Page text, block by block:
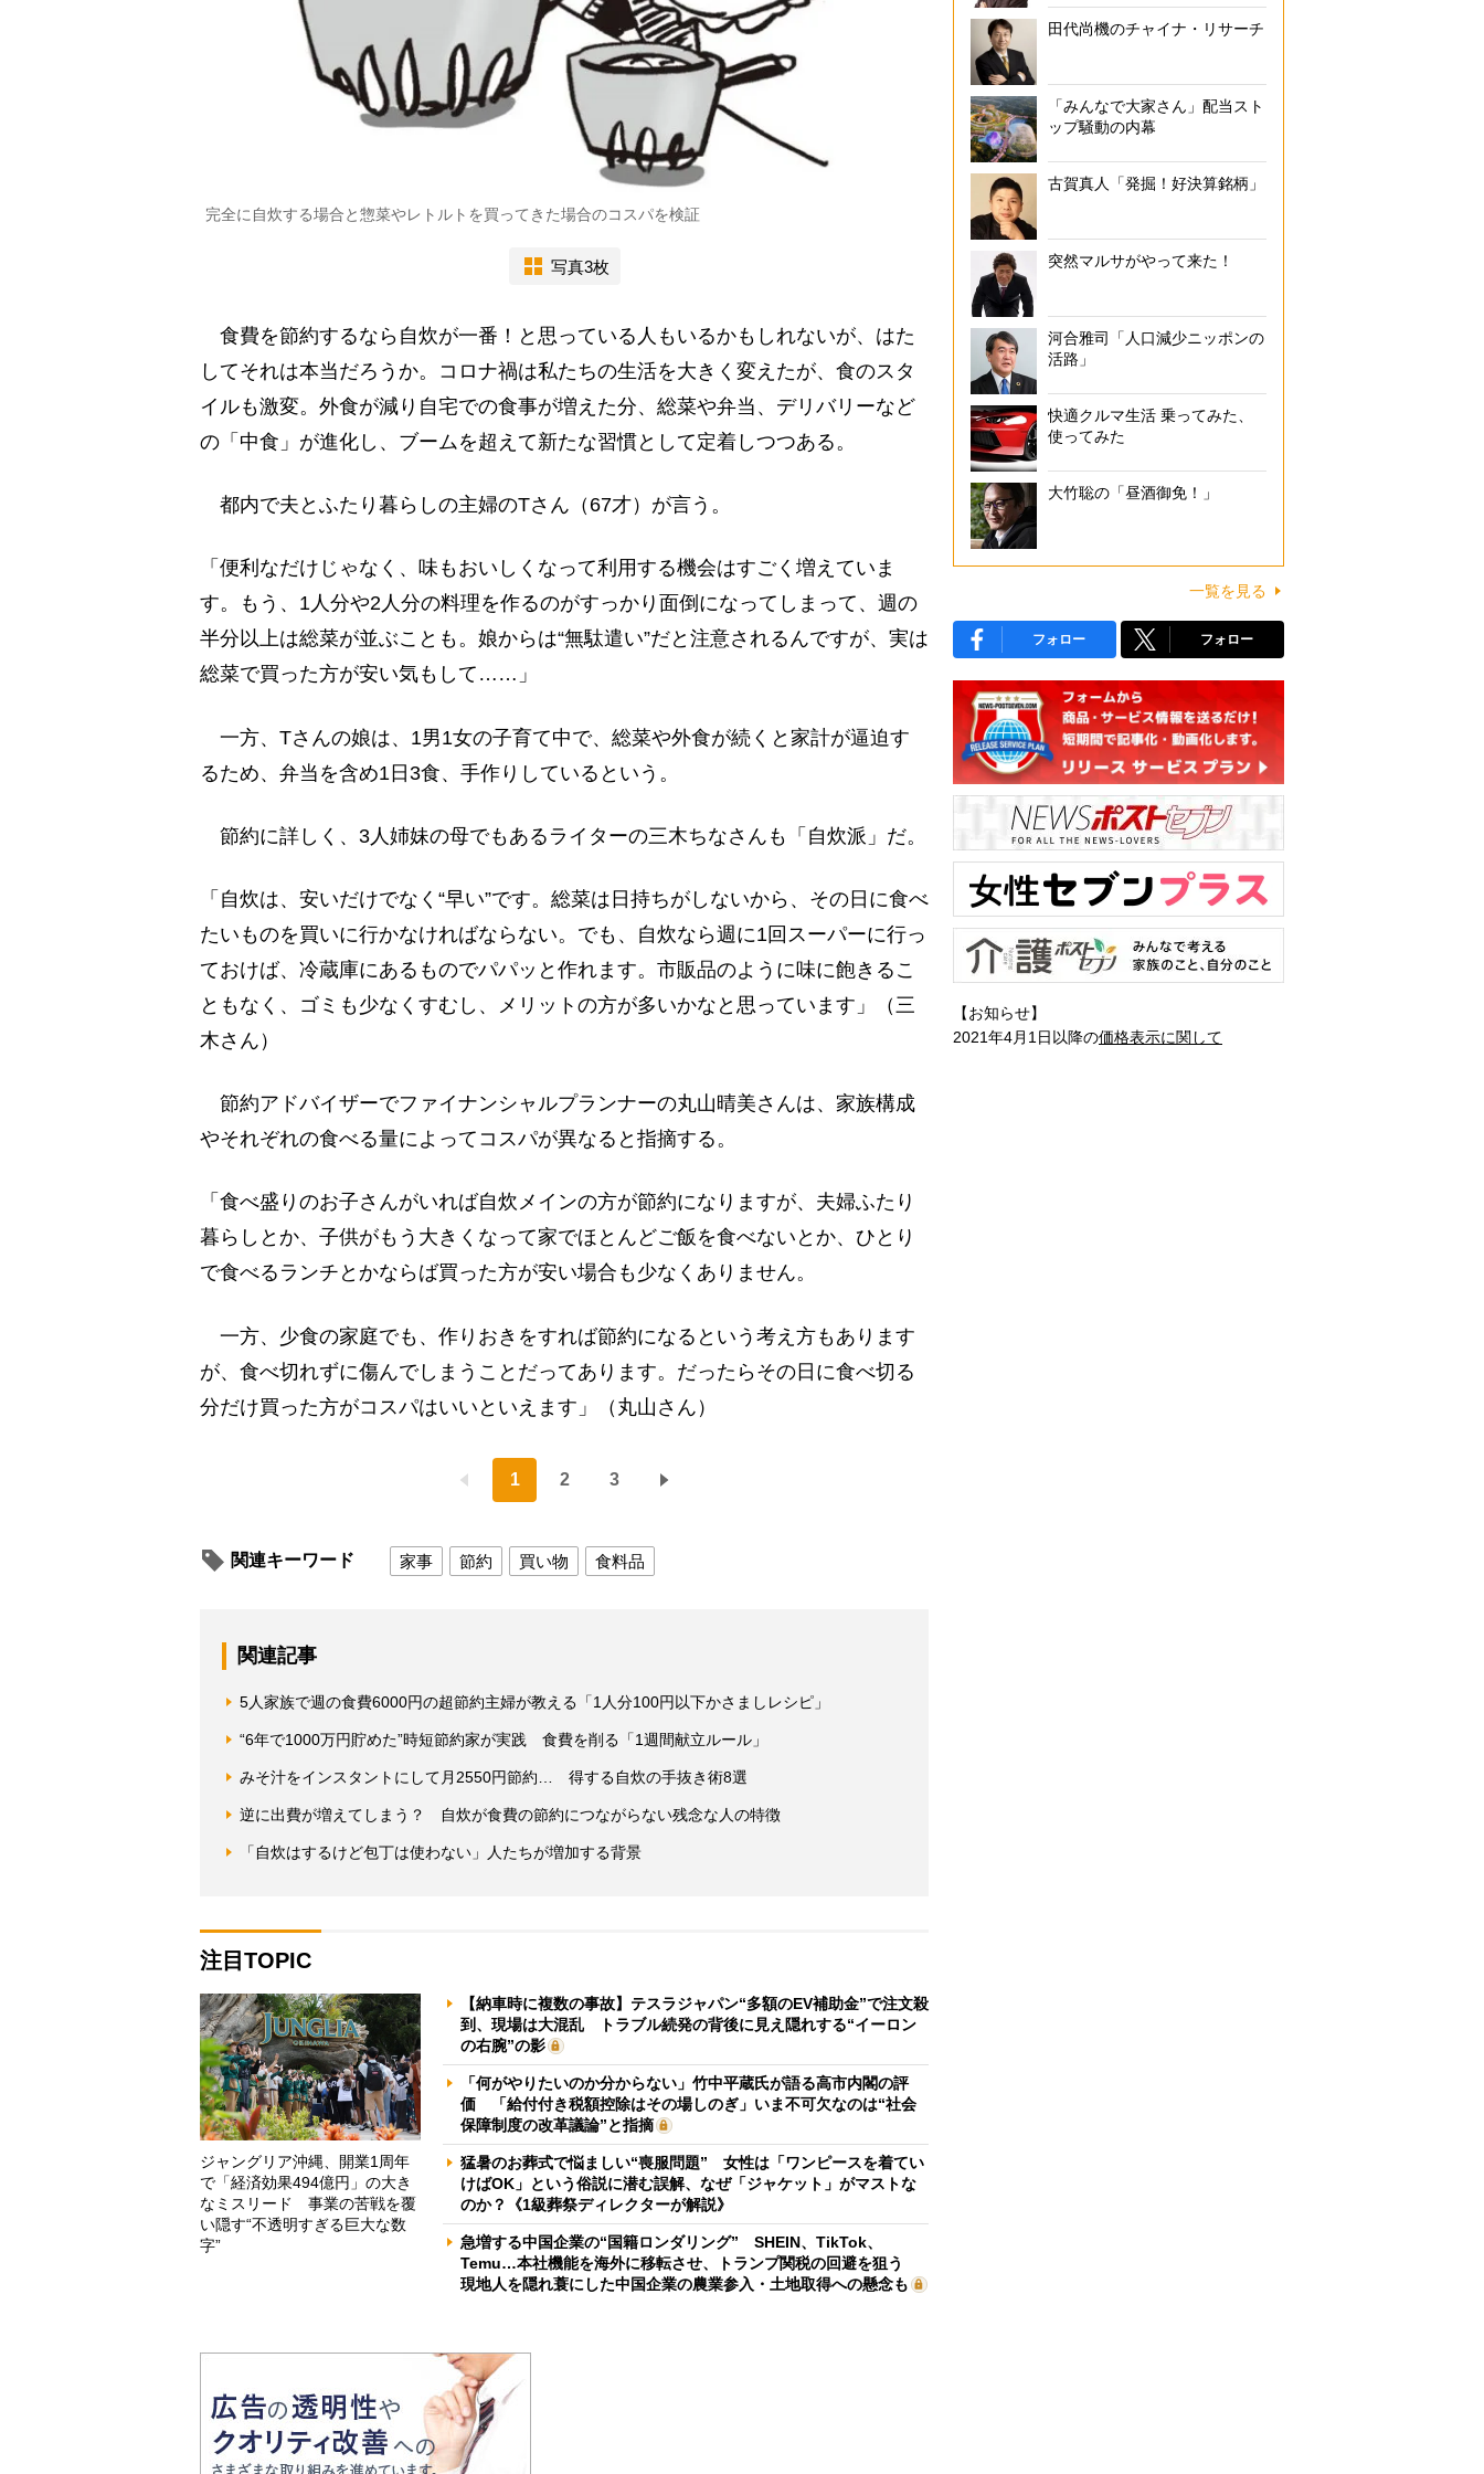
完全に自炊する場合と惣菜やレトルトを買ってきた場合のコスパを検証
写真3枚
食費を節約するなら自炊が一番！と思っている人もいるかもしれないが、はた
してそれは本当だろうか。コロナ禍は私たちの生活を大きく変えたが、食のスタ
イルも激変。外食が減り自宅での食事が増えた分、総菜や弁当、デリバリーなど
の「中食」が進化し、ブームを超えて新たな習慣として定着しつつある。
都内で夫とふたり暮らしの主婦のTさん（67才）が言う。
「便利なだけじゃなく、味もおいしくなって利用する機会はすごく増えていま
す。もう、1人分や2人分の料理を作るのがすっかり面倒になってしまって、週の
半分以上は総菜が並ぶことも。娘からは“無駄遣い”だと注意されるんですが、実は
総菜で買った方が安い気もして……」
一方、Tさんの娘は、1男1女の子育て中で、総菜や外食が続くと家計が逼迫す
るため、弁当を含め1日3食、手作りしているという。
節約に詳しく、3人姉妹の母でもあるライターの三木ちなさんも「自炊派」だ。
「自炊は、安いだけでなく“早い”です。総菜は日持ちがしないから、その日に食べ
たいものを買いに行かなければならない。でも、自炊なら週に1回スーパーに行っ
ておけば、冷蔵庫にあるものでパパッと作れます。市販品のように味に飽きるこ
ともなく、ゴミも少なくすむし、メリットの方が多いかなと思っています」（三
木さん）
節約アドバイザーでファイナンシャルプランナーの丸山晴美さんは、家族構成
やそれぞれの食べる量によってコスパが異なると指摘する。
「食べ盛りのお子さんがいれば自炊メインの方が節約になりますが、夫婦ふたり
暮らしとか、子供がもう大きくなって家でほとんどご飯を食べないとか、ひとり
で食べるランチとかならば買った方が安い場合も少なくありません。
一方、少食の家庭でも、作りおきをすれば節約になるという考え方もあります
が、食べ切れずに傷んでしまうことだってあります。だったらその日に食べ切る
分だけ買った方がコスパはいいといえます」（丸山さん）
1 2 3
関連キーワード 家事 節約 買い物 食料品
関連記事
5人家族で週の食費6000円の超節約主婦が教える「1人分100円以下かさましレシピ」
“6年で1000万円貯めた”時短節約家が実践 食費を削る「1週間献立ルール」
みそ汁をインスタントにして月2550円節約… 得する自炊の手抜き術8選
逆に出費が増えてしまう？ 自炊が食費の節約につながらない残念な人の特徴
「自炊はするけど包丁は使わない」人たちが増加する背景
注目TOPIC
ジャングリア沖縄、開業1周年
で「経済効果494億円」の大き
なミスリード 事業の苦戦を覆
い隠す“不透明すぎる巨大な数
字”
【納車時に複数の事故】テスラジャパン“多額のEV補助金”で注文殺
到、現場は大混乱 トラブル続発の背後に見え隠れする“イーロン
の右腕”の影
「何がやりたいのか分からない」竹中平蔵氏が語る高市内閣の評
価 「給付付き税額控除はその場しのぎ」いま不可欠なのは“社会
保障制度の改革議論”と指摘
猛暑のお葬式で悩ましい“喪服問題” 女性は「ワンピースを着てい
けばOK」という俗説に潜む誤解、なぜ「ジャケット」がマストな
のか？《1級葬祭ディレクターが解説》
急増する中国企業の“国籍ロンダリング” SHEIN、TikTok、
Temu…本社機能を海外に移転させ、トランプ関税の回避を狙う
現地人を隠れ蓑にした中国企業の農業参入・土地取得への懸念も
田代尚機のチャイナ・リサーチ
「みんなで大家さん」配当スト
ップ騒動の内幕
古賀真人「発掘！好決算銘柄」
突然マルサがやって来た！
河合雅司「人口減少ニッポンの
活路」
快適クルマ生活 乗ってみた、
使ってみた
大竹聡の「昼酒御免！」
一覧を見る
フォロー フォロー
【お知らせ】
2021年4月1日以降の価格表示に関して